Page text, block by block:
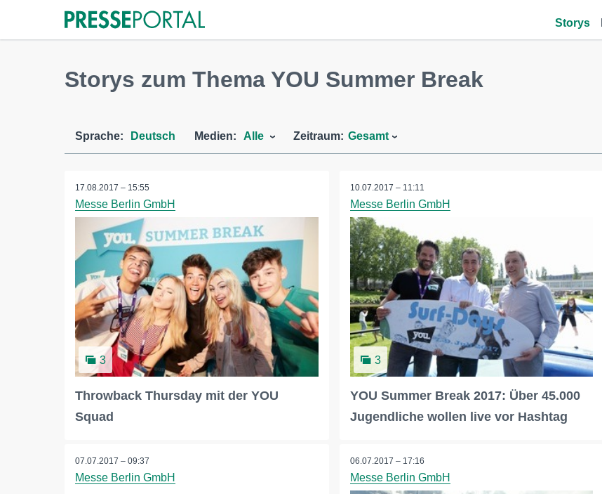
Storys
Storys zum Thema YOU Summer Break
Sprache: Deutsch Medien: Alle Zeitraum: Gesamt
17.08.2017 – 15:55
Messe Berlin GmbH
3
Throwback Thursday mit der YOU
Squad
10.07.2017 – 11:11
Messe Berlin GmbH
3
YOU Summer Break 2017: Über 45.000
Jugendliche wollen live vor Hashtag
07.07.2017 – 09:37
Messe Berlin GmbH
06.07.2017 – 17:16
Messe Berlin GmbH